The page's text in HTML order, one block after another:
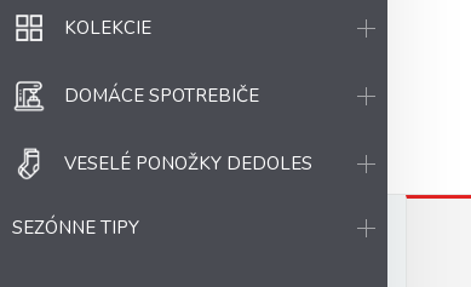
KOLEKCIE
DOMÁCE SPOTREBIČE
VESELÉ PONOŽKY DEDOLES
SEZÓNNE TIPY